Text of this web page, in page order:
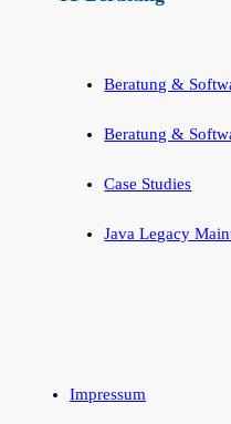
Beratung &
Beratung &
Case Studies
Java Legacy
Impressum